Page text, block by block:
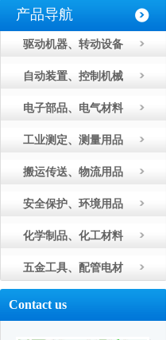
产品导航
驱动机器、转动设备
自动装置、控制机械
电子部品、电气材料
工业测定、测量用品
搬运传送、物流用品
安全保护、环境用品
化学制品、化工材料
五金工具、配管电材
Contact us